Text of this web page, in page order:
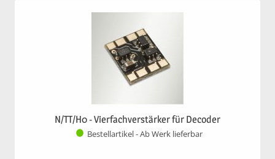
N/TT/H0 - Vierfachverstärker für Decoder
Bestellartikel - Ab Werk lieferbar